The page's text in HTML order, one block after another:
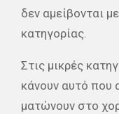
δεν αμείβονται
κατηγορίας.
Στις μικρές
κάνουν αυτό που
ματώνουν στο